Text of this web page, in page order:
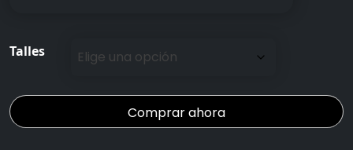
original
era:
$1.990.
actual
es:
$990.
Talles
Comprar ahora